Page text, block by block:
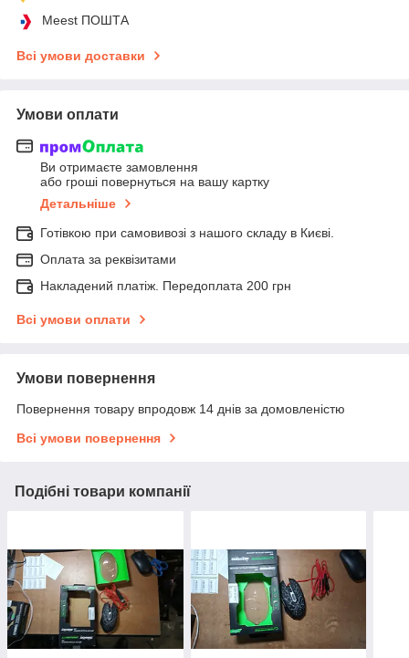
Meest ПОШТА
Всі умови доставки
Умови оплати
Ви отримаєте замовлення
або гроші повернуться на вашу картку
Детальніше
Готівкою при самовивозі з нашого складу в Києві.
Оплата за реквізитами
Накладений платіж. Передоплата 200 грн
Всі умови оплати
Умови повернення
Повернення товару впродовж 14 днів за домовленістю
Всі умови повернення
Подібні товари компанії